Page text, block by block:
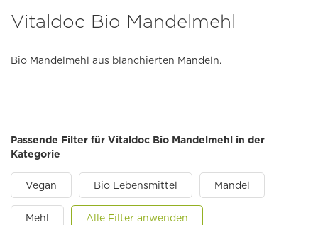
Vitaldoc Bio Mandelmehl
Bio Mandelmehl aus blanchierten Mandeln.
Passende Filter für Vitaldoc Bio Mandelmehl in der
Kategorie
Vegan Bio Lebensmittel Mandel
Mehl Alle Filter anwenden